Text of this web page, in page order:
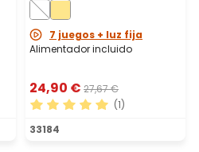
7 juegos + luz fija
Alimentador incluido
24,90 € 27,67 €
Calificación promedio de
(1)
33184